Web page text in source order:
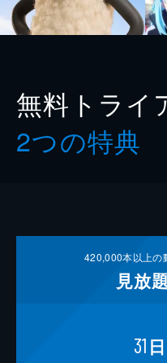
無料トライ
2つの特典
420,000本以上の
見放題
31